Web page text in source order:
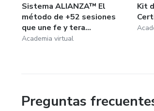
Sistema ALIANZA™ El
método de +52 sesiones
que une fe y tera...
Academia virtual
Kit
Preguntas